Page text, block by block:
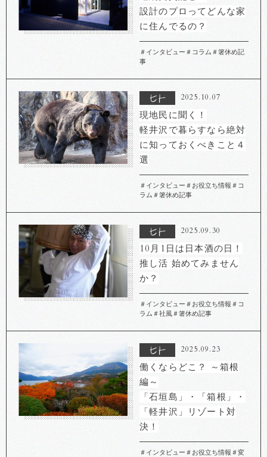
設計のプロってどんな家
に住んでるの？
＃インタビュー ＃コラム ＃箸休め記
事
2025.10.07
現地民に聞く！
軽井沢で暮らすなら絶対
に知っておくべきこと４
選
＃インタビュー ＃お役立ち情報 ＃コ
ラム ＃箸休め記事
2025.09.30
10月1日は日本酒の日！
推し活 始めてみません
か？
＃インタビュー ＃お役立ち情報 ＃コ
ラム ＃社風＃箸休め記事
2025.09.23
働くならどこ？ ～箱根
編～
「石垣島」・「箱根」・
「軽井沢」リゾート対
決！
＃インタビュー ＃お役立ち情報 ＃変